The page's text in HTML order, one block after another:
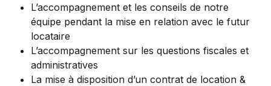
L’accompagnement et les conseils de notre
équipe pendant la mise en relation avec le futur
locataire
L’accompagnement sur les questions fiscales et
administratives
La mise à disposition d’un contrat de location &